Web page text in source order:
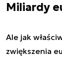
Miliardy
Ale jak
zwiększenia